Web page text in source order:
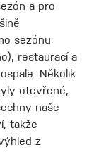
a pro
sezónu
restaurací a
Několik
otevřené,
naše
takže
z